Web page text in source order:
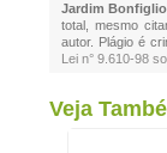
Jardim
total, mesmo
autor. Plágio é
Lei n° 9.610-98
Veja